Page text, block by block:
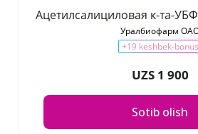
Ацетилсалициловая к-та-
Уралбиофарм
+19 keshbek-bonus
UZS 1 900
Sotib olish